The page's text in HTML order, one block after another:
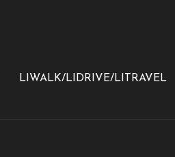
LIWALK/LIDRIVE/LITRAVEL